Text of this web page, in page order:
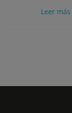
Leer más